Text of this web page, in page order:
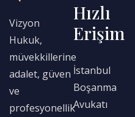
Vizyon
Hukuk,
müvekkillerine
adalet, güven
ve
profesyonellik
Hızlı
Erişim
İstanbul
Boşanma
Avukatı